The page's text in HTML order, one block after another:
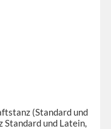
(Standard und
Standard und Latein,